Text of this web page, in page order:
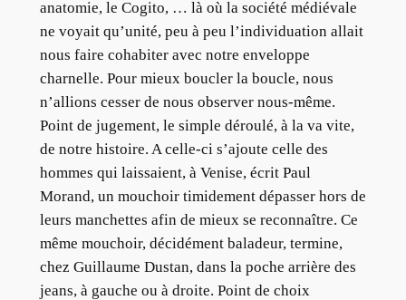
anatomie, le Cogito, … là où la société médiévale
ne voyait qu’unité, peu à peu l’individuation allait
nous faire cohabiter avec notre enveloppe
charnelle. Pour mieux boucler la boucle, nous
n’allions cesser de nous observer nous-même.
Point de jugement, le simple déroulé, à la va vite,
de notre histoire. A celle-ci s’ajoute celle des
hommes qui laissaient, à Venise, écrit Paul
Morand, un mouchoir timidement dépasser hors de
leurs manchettes afin de mieux se reconnaître. Ce
même mouchoir, décidément baladeur, termine,
chez Guillaume Dustan, dans la poche arrière des
jeans, à gauche ou à droite. Point de choix